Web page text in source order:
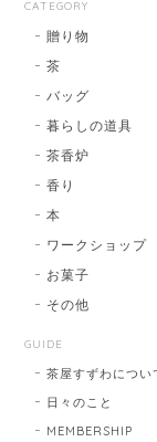
CATEGORY
贈り物
茶
バッグ
暮らしの道具
茶香炉
香り
本
ワークショップ
お菓子
その他
GUIDE
茶屋すずわについ
日々のこと
MEMBERSHIP